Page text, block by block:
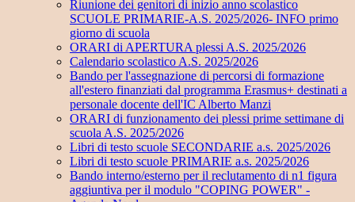
Riunione dei genitori di inizio anno scolastico
SCUOLE PRIMARIE-A.S. 2025/2026- INFO primo
giorno di scuola
ORARI di APERTURA plessi A.S. 2025/2026
Calendario scolastico A.S. 2025/2026
Bando per l'assegnazione di percorsi di formazione
all'estero finanziati dal programma Erasmus+ destinati a
personale docente dell'IC Alberto Manzi
ORARI di funzionamento dei plessi prime settimane di
scuola A.S. 2025/2026
Libri di testo scuole SECONDARIE a.s. 2025/2026
Libri di testo scuole PRIMARIE a.s. 2025/2026
Bando interno/esterno per il reclutamento di n1 figura
aggiuntiva per il modulo "COPING POWER" -